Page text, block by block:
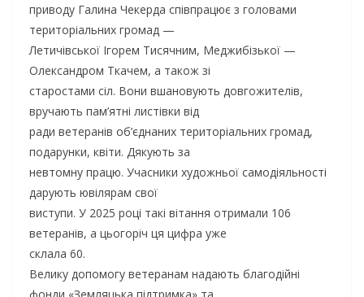
приводу Галина Чекерда співпрацює з головами
територіальних громад —
Летичівської Ігорем Тисячним, Меджибізької —
Олександром Ткачем, а також зі
старостами сіл. Вони вшановують довгожителів,
вручають пам’ятні листівки від
ради ветеранів об’єднаних територіальних громад,
подарунки, квіти. Дякують за
невтомну працю. Учасники художньої самодіяльності
дарують ювілярам свої
виступи. У 2025 році такі вітання отримали 106
ветеранів, а цьогоріч ця цифра уже
склала 60.
Велику допомогу ветеранам надають благодійні
фонди «Земляцька підтримка» та